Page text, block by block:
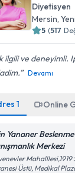
Diyetisyen
Mersin ,
5 (517
ilgili ve deneyimli.
Devamı
1 Online
Yananer
Merkezi
Mahalllesi,1919
Üstü, Medikal